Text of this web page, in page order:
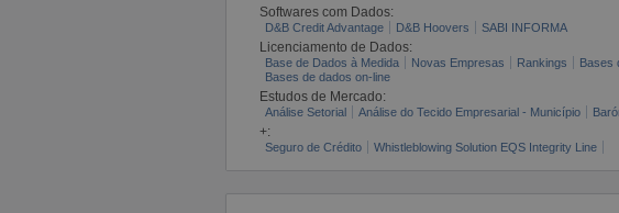
Softwares com Dados:
D&B Credit Advantage D&B Hoovers SABI INFORMA
Licenciamento de Dados:
Base de Dados à Medida Novas Empresas Rankings Bases
Bases de dados on-line
Estudos de Mercado:
Análise Setorial Análise do Tecido Empresarial - Município
+:
Seguro de Crédito Whistleblowing Solution EQS Integrity Line